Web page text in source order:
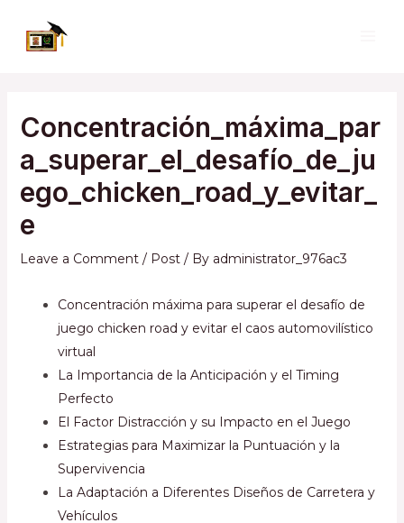
Concentración_máxima_par
a_superar_el_desafío_de_ju
ego_chicken_road_y_evitar_
e
Leave a Comment / Post/ By administrator_976ac3
Concentración máxima para superar el desafío de
juego chicken road y evitar el caos automovilístico
virtual
La Importancia de la Anticipación y el Timing
Perfecto
El Factor Distracción y su Impacto en el Juego
Estrategias para Maximizar la Puntuación y la
Supervivencia
La Adaptación a Diferentes Diseños de Carretera y
Vehículos